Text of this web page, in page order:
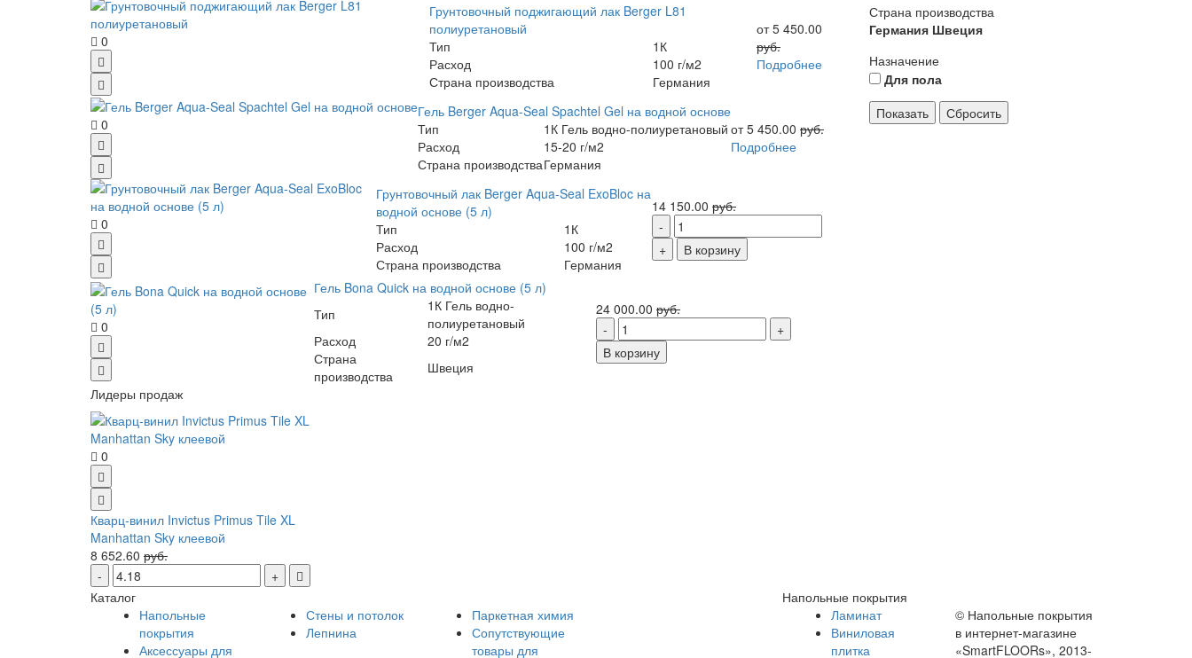
Страна производства
Германия Швеция
Назначение
Для пола
0
Грунтовочный поджигающий лак Berger L81
полиуретановый
Тип
1К
Расход
100 г/м2
Страна производства
Германия
от 5 450.00
руб.
Подробнее
0
Гель Berger Aqua-Seal Spachtel Gel на водной основе
Тип
1К Гель водно-полиуретановый
Расход
15-20 г/м2
Страна производстваГермания
от 5 450.00 руб.
Подробнее
0
Грунтовочный лак Berger Aqua-Seal ExoBloc на
водной основе (5 л)
Тип
1К
Расход
100 г/м2
Страна производства
Германия
14 150.00 руб.
В корзину
0
Гель Bona Quick на водной основе (5 л)
Тип
1К Гель водно-
полиуретановый
Расход
20 г/м2
Страна
производства
Швеция
24 000.00 руб.
В корзину
Лидеры продаж
0
Кварц-винил Invictus Primus Tile XL
Manhattan Sky клеевой
8 652.60 руб.
Каталог
Напольные покрытия
Напольные
покрытия
Аксессуары для
Стены и потолок
Лепнина
Паркетная химия
Сопутствующие
товары для
Ламинат
Виниловая
плитка
© Напольные покрытия
в интернет-магазине
«SmartFLOORs», 2013-